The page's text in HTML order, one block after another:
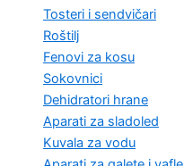
Tosteri i sendvičari
Roštilj
Fenovi za kosu
Sokovnici
Dehidratori hrane
Aparati za sladoled
Kuvala za vodu